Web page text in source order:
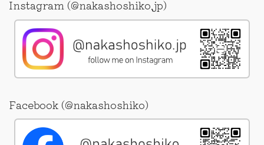
Instagram (@nakashoshiko.jp)
Facebook (@nakashoshiko)